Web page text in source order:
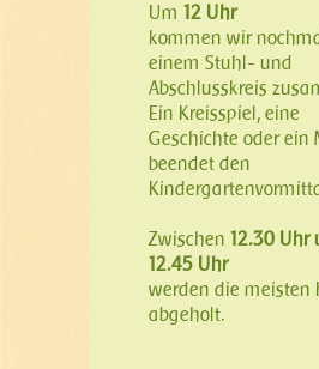
Um 12 Uhr
kommen wir
einem Stuhl- und
Abschlusskreis
Ein Kreisspiel, eine
Geschichte oder ein
beendet den
Zwischen 12.30 Uhr
12.45 Uhr
werden die meisten
abgeholt.